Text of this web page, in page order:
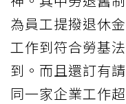
為員工提撥退休
工作到符合勞基
到。而且還訂有
同一家企業工作